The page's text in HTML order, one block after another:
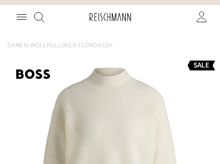
Zum
Inhalt
Suche
DAMEN WOLLPULLOVER FLONDASSY
SALE
Zum
Ende
Bildgalerie